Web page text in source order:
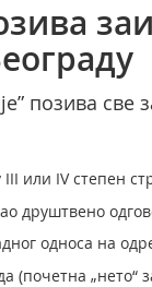
позива све
или IV степен
друштвено
односа на
„нето“